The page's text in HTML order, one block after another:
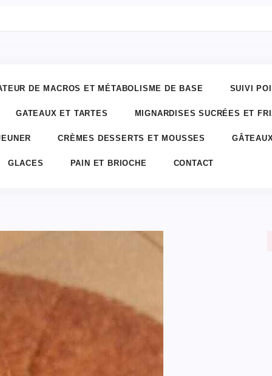
DE MACROS ET MÉTABOLISME DE BASE SUIVI
GATEAUX ET TARTES MIGNARDISES SUCRÉES ET
CRÈMES DESSERTS ET MOUSSES
GLACES PAIN ET BRIOCHE CONTACT